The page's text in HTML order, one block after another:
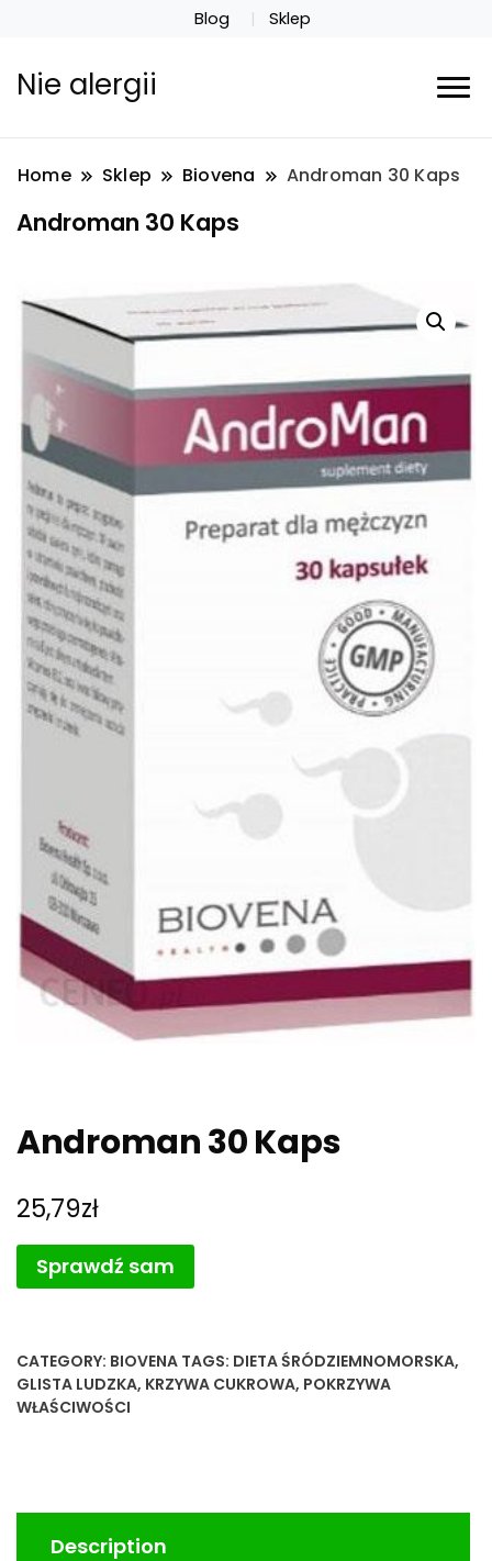
Blog Sklep
Nie alergii
Home Sklep Biovena Androman 30 Kaps
Androman 30 Kaps
Androman 30 Kaps
25,79zł
Sprawdź sam
CATEGORY: BIOVENA TAGS: DIETA ŚRÓDZIEMNOMORSKA,
GLISTA LUDZKA, KRZYWA CUKROWA, POKRZYWA
WŁAŚCIWOŚCI
Description